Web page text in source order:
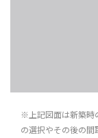
※上記図面は新築時
の選択やその後の間